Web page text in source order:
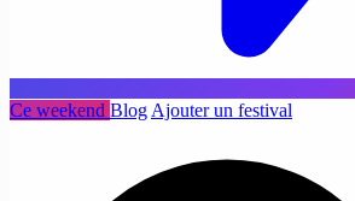
Ce weekend Blog Ajouter un festival